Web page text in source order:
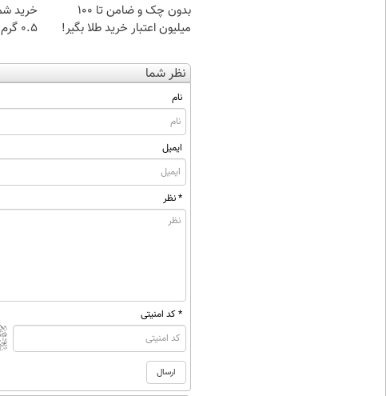
بدون چک و ضامن تا 100
میلیون اعتبار خرید طلا بگیر!
خرید
۰.۵ گرم تا ۱۰ گرم
نظر شما
نام
ایمیل
* نظر
* کد امنیتی